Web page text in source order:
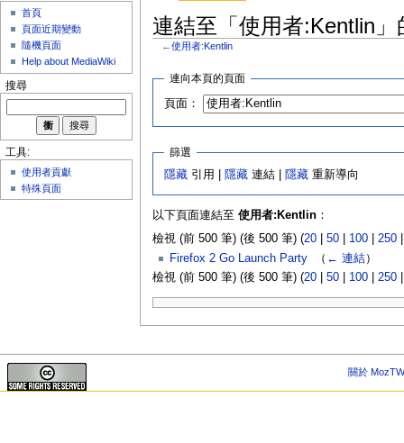
連結至「使用者:Kentlin」
←使用者:Kentlin
連向本頁的頁面
頁面：
篩選
隱藏 引用 | 隱藏 連結 | 隱藏 重新導向
以下頁面連結至 使用者:Kentlin：
檢視 (前 500 筆) (後 500 筆) (20| 50| 100| 250
Firefox 2 Go Launch Party‎ （ ← 連結）
檢視 (前 500 筆) (後 500 筆) (20| 50| 100| 250
首頁
頁面近期變動
隨機頁面
Help about MediaWiki
搜尋
工具:
使用者貢獻
特殊頁面
關於